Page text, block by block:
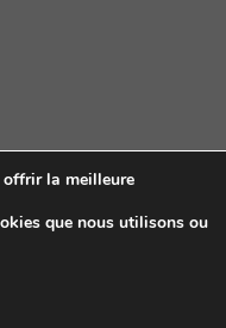
la meilleure
que nous utilisons ou